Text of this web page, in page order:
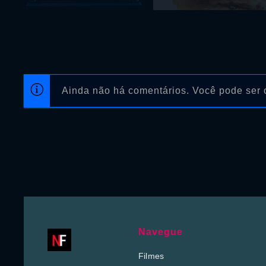
Ainda não há comentários. Você pode ser
Navegue
Filmes